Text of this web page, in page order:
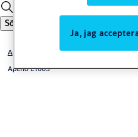
Sök
Aperio läsare
Aperio L100S
Ja, jag